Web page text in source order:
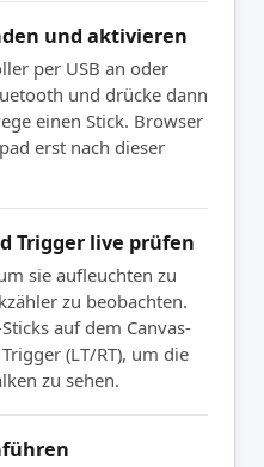
und aktivieren
per USB an oder
und drücke dann
einen Stick. Browser
erst nach dieser
Trigger live prüfen
sie aufleuchten zu
zu beobachten.
auf dem Canvas-
(LT/RT), um die
zu sehen.